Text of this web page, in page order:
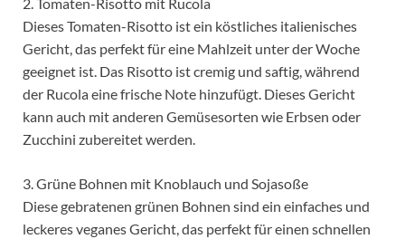
Dieses Tomaten-Risotto ist ein köstliches italienisches
Gericht, das perfekt für eine Mahlzeit unter der Woche
geeignet ist. Das Risotto ist cremig und saftig, während
der Rucola eine frische Note hinzufügt. Dieses Gericht
kann auch mit anderen Gemüsesorten wie Erbsen oder
Zucchini zubereitet werden.
3. Grüne Bohnen mit Knoblauch und Sojasoße
Diese gebratenen grünen Bohnen sind ein einfaches und
leckeres veganes Gericht, das perfekt für einen schnellen